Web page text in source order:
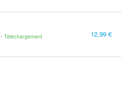
Téléchargement
12,99 €